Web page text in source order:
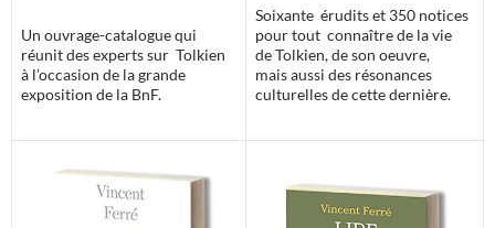
Un ouvrage-catalogue qui
réunit des experts sur Tolkien
à l’occasion de la grande
exposition de la BnF.
Soixante érudits et 350 notices
pour tout connaître de la vie
de Tolkien, de son oeuvre,
mais aussi des résonances
culturelles de cette dernière.